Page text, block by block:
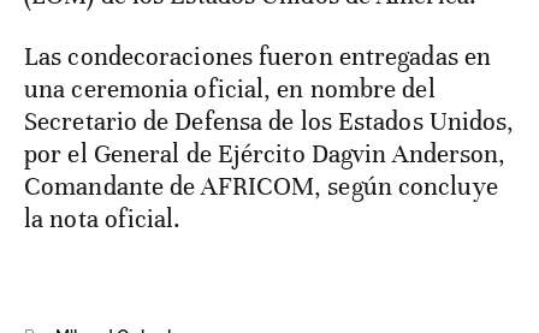
Las condecoraciones fueron entregadas en
una ceremonia oficial, en nombre del
Secretario de Defensa de los Estados Unidos,
por el General de Ejército Dagvin Anderson,
Comandante de AFRICOM, según concluye
la nota oficial.